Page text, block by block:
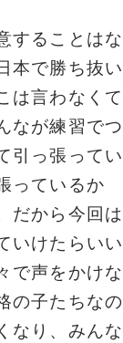
することはな
本で勝ち抜い
は言わなくて
なが練習でつ
引っ張ってい
っているか
だから今回は
いけたらいい
で声をかけな
の子たちなの
なり、みんな